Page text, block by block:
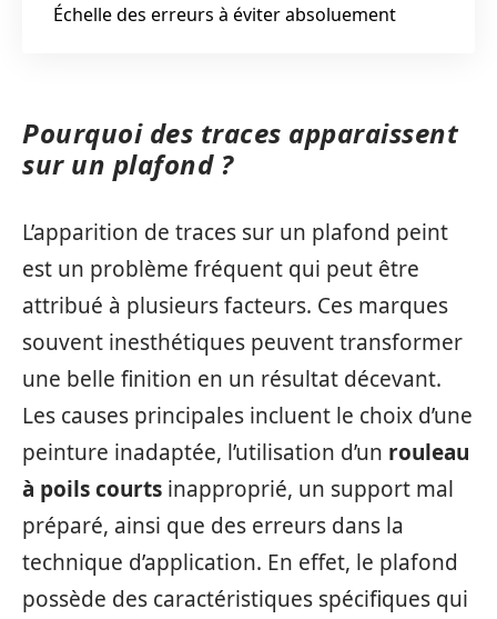
Échelle des erreurs à éviter absoluement
Pourquoi des traces apparaissent
sur un plafond ?
L’apparition de traces sur un plafond peint
est un problème fréquent qui peut être
attribué à plusieurs facteurs. Ces marques
souvent inesthétiques peuvent transformer
une belle finition en un résultat décevant.
Les causes principales incluent le choix d’une
peinture inadaptée, l’utilisation d’un rouleau
à poils courts inapproprié, un support mal
préparé, ainsi que des erreurs dans la
technique d’application. En effet, le plafond
possède des caractéristiques spécifiques qui